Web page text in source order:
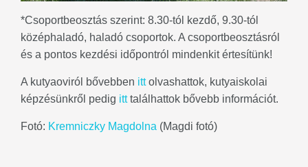
*Csoportbeosztás szerint: 8.30-tól kezdő, 9.30-tól
középhaladó, haladó csoportok. A csoportbeosztásról
és a pontos kezdési időpontról mindenkit értesítünk!
A kutyaoviról bővebben ittolvashattok, kutyaiskolai
képzésünkről pedig itttalálhattok bővebb információt.
Fotó: Kremniczky Magdolna (Magdi fotó)